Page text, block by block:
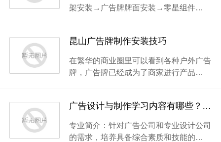
架安装→广告牌牌面安装→零星组件…
昆山广告牌制作安装技巧
在繁华的商业圈里可以看到各种户外广告
牌，广告牌已经成为了商家进行产品…
广告设计与制作学习内容有哪些？—昆山广告制作
专业简介：针对广告公司和专业设计公司
的需求，培养具备综合素质和技能的…